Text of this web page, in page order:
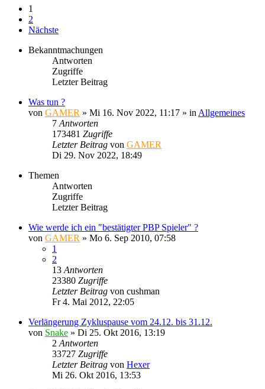
1
2
Nächste
Bekanntmachungen
Antworten
Zugriffe
Letzter Beitrag
Was tun ?
von GAMER » Mi 16. Nov 2022, 11:17 » in Allgemeines
7 Antworten
173481 Zugriffe
Letzter Beitrag von GAMER
Di 29. Nov 2022, 18:49
Themen
Antworten
Zugriffe
Letzter Beitrag
Wie werde ich ein "bestätigter PBP Spieler" ?
von GAMER » Mo 6. Sep 2010, 07:58
1
2
13 Antworten
23380 Zugriffe
Letzter Beitrag von cushman
Fr 4. Mai 2012, 22:05
Verlängerung Zykluspause vom 24.12. bis 31.12.
von Snake » Di 25. Okt 2016, 13:19
2 Antworten
33727 Zugriffe
Letzter Beitrag von Hexer
Mi 26. Okt 2016, 13:53